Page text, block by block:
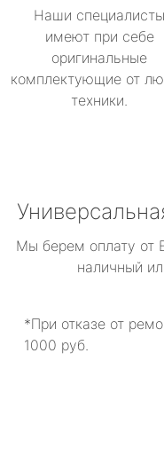
Наши специалисты
имеют при себе
оригинальные
комплектующие от
техники.
Мы берем оплату от
наличный
*При отказе от
1000 руб.